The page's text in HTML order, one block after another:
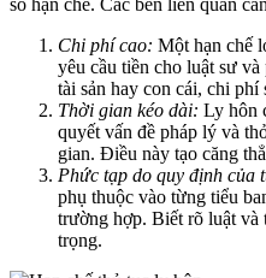
số hạn chế. Các bên liên quan
Chi phí cao: Một hạn chế
yêu cầu tiền cho luật sư
tài sản hay con cái, chi phí
Thời gian kéo dài: Ly hôn
quyết vấn đề pháp lý và
gian. Điều này tạo căng
Phức tạp do quy định của
phụ thuộc vào từng tiểu
trường hợp. Biết rõ luật và
trọng.